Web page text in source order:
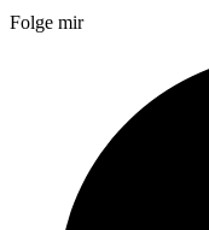
Folge mir